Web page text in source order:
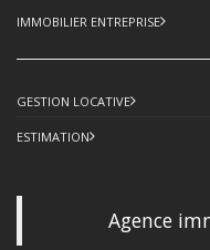
IMMOBILIER ENTREPRISE
GESTION LOCATIVE
ESTIMATION
Agence